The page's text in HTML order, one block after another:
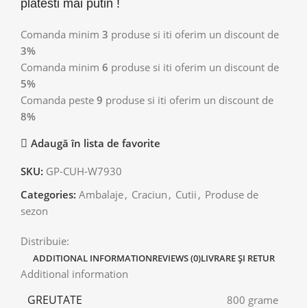
platesti mai putin !
Comanda minim 3 produse si iti oferim un discount de
3%
Comanda minim 6 produse si iti oferim un discount de
5%
Comanda peste 9 produse si iti oferim un discount de
8%
Adaugă în lista de favorite
SKU: GP-CUH-W7930
Categories: Ambalaje, Craciun , Cutii , Produse de
sezon
Distribuie:
ADDITIONAL INFORMATIONREVIEWS (0)LIVRARE ȘI RETUR
Additional information
GREUTATE 800 grame